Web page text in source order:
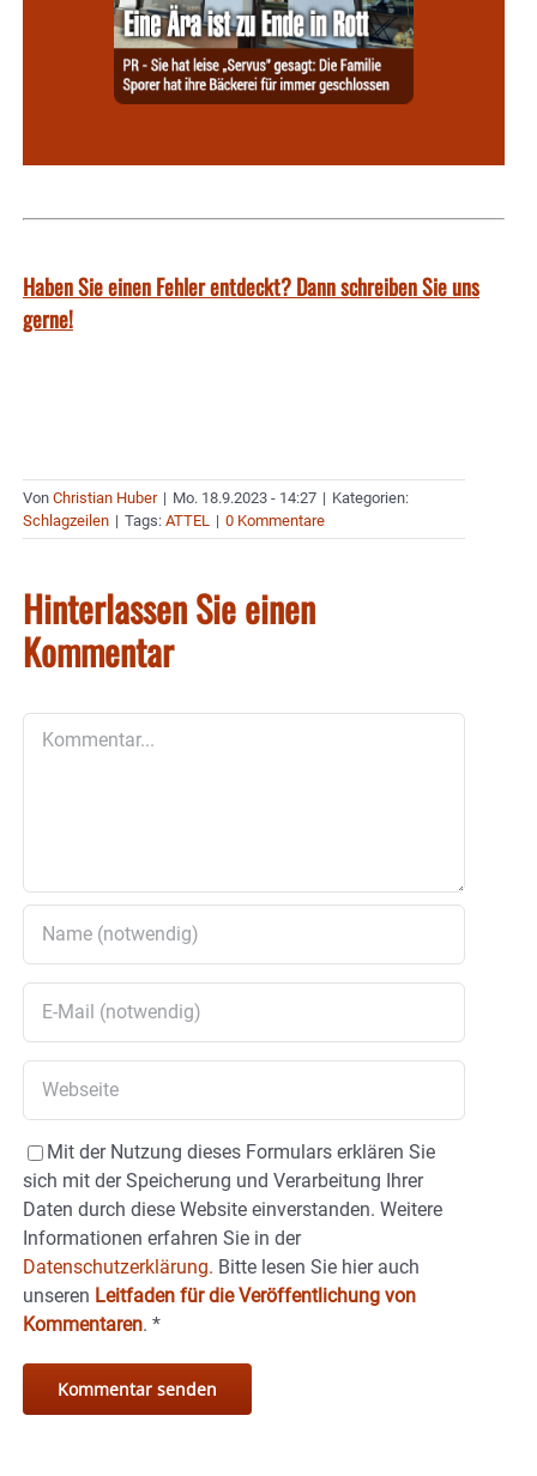
Haben Sie einen Fehler entdeckt? Dann schreiben Sie uns
gerne!
Von Christian Huber | Mo. 18.9.2023 - 14:27 | Kategorien:
Schlagzeilen | Tags: ATTEL | 0 Kommentare
Hinterlassen Sie einen
Kommentar
Mit der Nutzung dieses Formulars erklären Sie
sich mit der Speicherung und Verarbeitung Ihrer
Daten durch diese Website einverstanden. Weitere
Informationen erfahren Sie in der
Datenschutzerklärung. Bitte lesen Sie hier auch
unseren Leitfaden für die Veröffentlichung von
Kommentaren. *